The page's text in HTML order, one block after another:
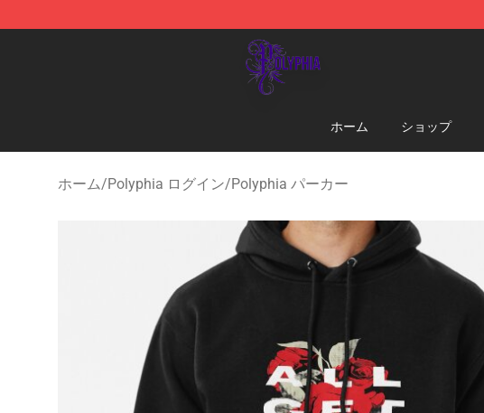
Polyphia Shop - Official Polyphia Merchandise Store
ホーム ショップ
ホーム/Polyphia ログイン/Polyphia パーカー